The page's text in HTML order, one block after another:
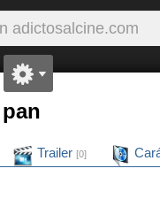
Trailer [0]